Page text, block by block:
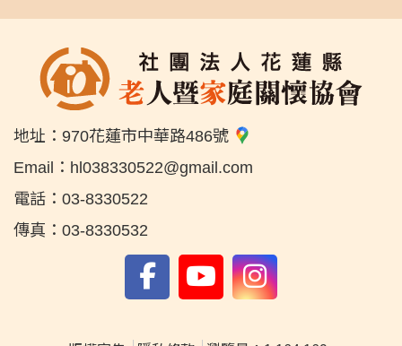
地址： 970花蓮市中華路486號
Email： hl038330522@gmail.com
電話： 03-8330522
傳真： 03-8330532